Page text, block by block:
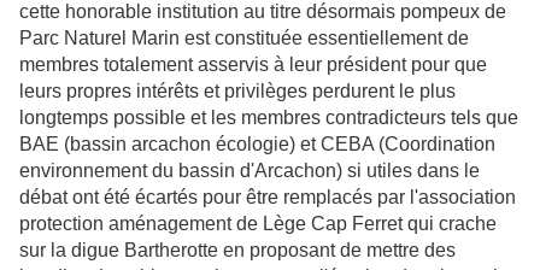
cette honorable institution au titre désormais pompeux de
Parc Naturel Marin est constituée essentiellement de
membres totalement asservis à leur président pour que
leurs propres intérêts et privilèges perdurent le plus
longtemps possible et les membres contradicteurs tels que
BAE (bassin arcachon écologie) et CEBA (Coordination
environnement du bassin d'Arcachon) si utiles dans le
débat ont été écartés pour être remplacés par l'association
protection aménagement de Lège Cap Ferret qui crache
sur la digue Bartherotte en proposant de mettre des